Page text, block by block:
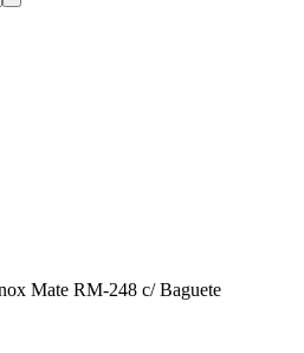
Mate RM-248 c/ Baguete